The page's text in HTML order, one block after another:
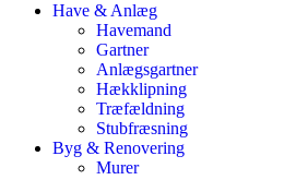
Have & Anlæg
Havemand
Gartner
Anlægsgartner
Hækklipning
Træfældning
Stubfræsning
Byg & Renovering
Murer